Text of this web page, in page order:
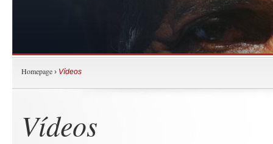
Homepage › Vídeos
Vídeos